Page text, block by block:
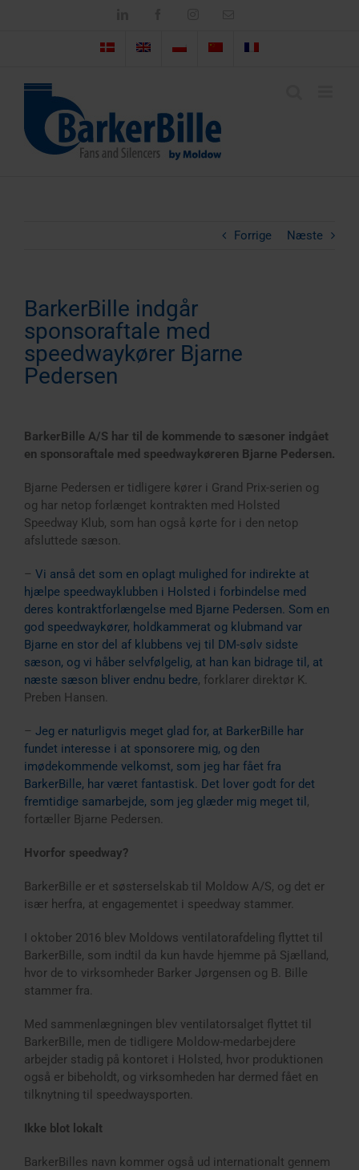
Forrige Næste
BarkerBille indgår
sponsoraftale med
speedwaykører Bjarne
Pedersen
BarkerBille A/S har til de kommende to sæsoner indgået
en sponsoraftale med speedwaykøreren Bjarne Pedersen.
Bjarne Pedersen er tidligere kører i Grand Prix-serien og
og har netop forlænget kontrakten med Holsted
Speedway Klub, som han også kørte for i den netop
afsluttede sæson.
– Vi anså det som en oplagt mulighed for indirekte at
hjælpe speedwayklubben i Holsted i forbindelse med
deres kontraktforlængelse med Bjarne Pedersen. Som en
god speedwaykører, holdkammerat og klubmand var
Bjarne en stor del af klubbens vej til DM-sølv sidste
sæson, og vi håber selvfølgelig, at han kan bidrage til, at
næste sæson bliver endnu bedre, forklarer direktør K.
Preben Hansen.
– Jeg er naturligvis meget glad for, at BarkerBille har
fundet interesse i at sponsorere mig, og den
imødekommende velkomst, som jeg har fået fra
BarkerBille, har været fantastisk. Det lover godt for det
fremtidige samarbejde, som jeg glæder mig meget til ,
fortæller Bjarne Pedersen.
Hvorfor speedway?
BarkerBille er et søsterselskab til Moldow A/S, og det er
især herfra, at engagementet i speedway stammer.
I oktober 2016 blev Moldows ventilatorafdeling flyttet til
BarkerBille, som indtil da kun havde hjemme på Sjælland,
hvor de to virksomheder Barker Jørgensen og B. Bille
stammer fra.
Med sammenlægningen blev ventilatorsalget flyttet til
BarkerBille, men de tidligere Moldow-medarbejdere
arbejder stadig på kontoret i Holsted, hvor produktionen
også er bibeholdt, og virksomheden har dermed fået en
tilknytning til speedwaysporten.
Ikke blot lokalt
BarkerBilles navn kommer også ud internationalt gennem